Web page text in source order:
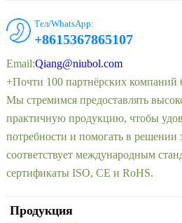
Тел/WhatsApp:
+8615367865107
Email:Qiang@niubol.com
+Почти 100 партнёрских компаний
Мы стремимся предоставлять
практичную продукцию, чтобы
потребности и помогать в решении
соответствует международным
сертификаты ISO, CE и RoHS.
Продукция